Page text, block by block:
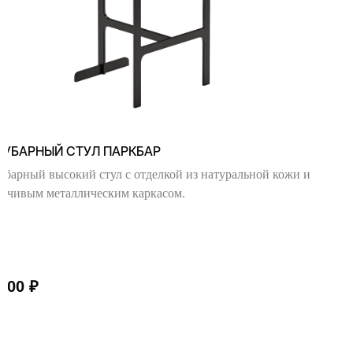
СТУЛ ПАРКБАР
высокий стул с отделкой из натуральной кожи и
металлическим каркасом.
₽